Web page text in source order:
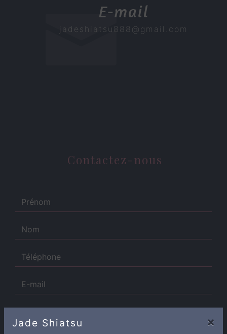
Jade Shiatsu ×
E-mail
jadeshiatsu888@gmail.com
Contactez-nous